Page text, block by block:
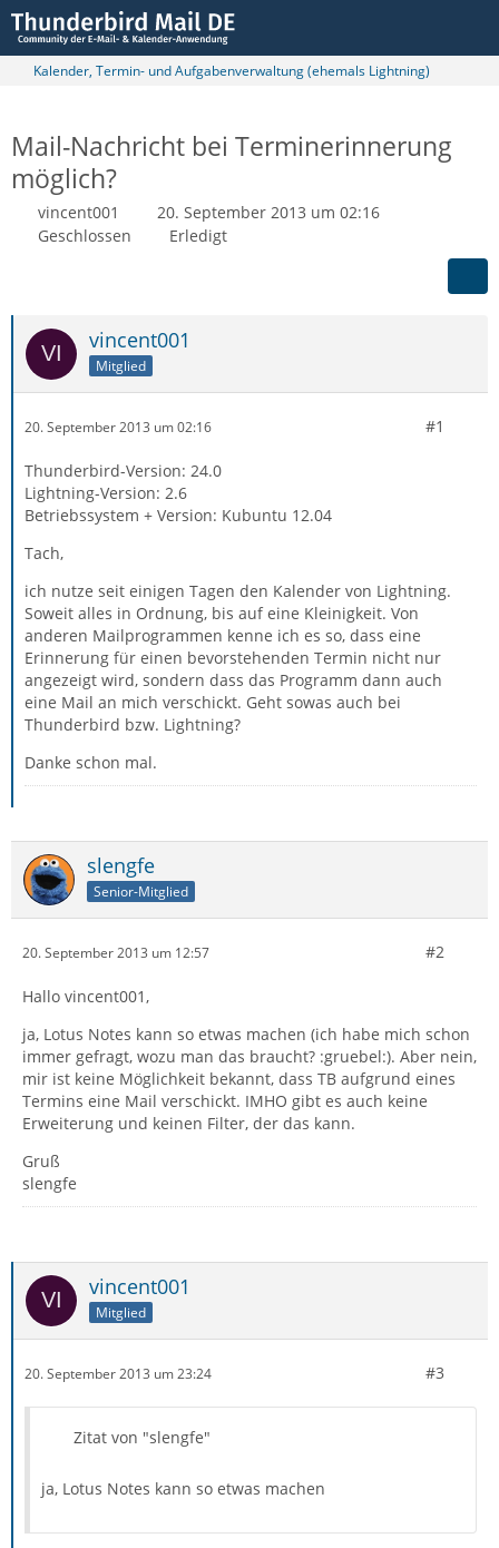
Kalender, Termin- und Aufgabenverwaltung (ehemals Lightning)
Mail-Nachricht bei Terminerinnerung
möglich?
vincent001
20. September 2013 um 02:16
Geschlossen
Erledigt
vincent001
Mitglied
20. September 2013 um 02:16 #1
Thunderbird-Version: 24.0
Lightning-Version: 2.6
Betriebssystem + Version: Kubuntu 12.04
Tach,
ich nutze seit einigen Tagen den Kalender von Lightning.
Soweit alles in Ordnung, bis auf eine Kleinigkeit. Von
anderen Mailprogrammen kenne ich es so, dass eine
Erinnerung für einen bevorstehenden Termin nicht nur
angezeigt wird, sondern dass das Programm dann auch
eine Mail an mich verschickt. Geht sowas auch bei
Thunderbird bzw. Lightning?
Danke schon mal.
slengfe
Senior-Mitglied
20. September 2013 um 12:57 #2
Hallo vincent001,
ja, Lotus Notes kann so etwas machen (ich habe mich schon
immer gefragt, wozu man das braucht? :gruebel:). Aber nein,
mir ist keine Möglichkeit bekannt, dass TB aufgrund eines
Termins eine Mail verschickt. IMHO gibt es auch keine
Erweiterung und keinen Filter, der das kann.
Gruß
slengfe
vincent001
Mitglied
20. September 2013 um 23:24 #3
Zitat von "slengfe"
ja, Lotus Notes kann so etwas machen